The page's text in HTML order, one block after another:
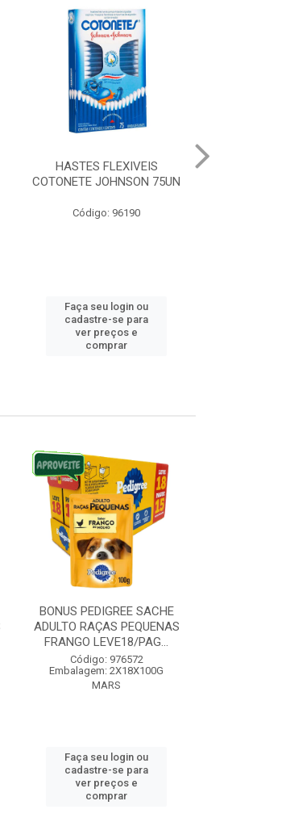
CURAT BAND-AID
TRANSPARENTE JOHNSON
Código: 973066
Faça seu login ou
cadastre-se para
ver preços e
comprar
BONUS PEDIGREE SACHE
ADULTO RAÇAS PEQUENAS
FRANGO LEVE18/PAG...
Código: 976572
Embalagem: 2X18X100G
MARS
Faça seu login ou
cadastre-se para
ver preços e
comprar